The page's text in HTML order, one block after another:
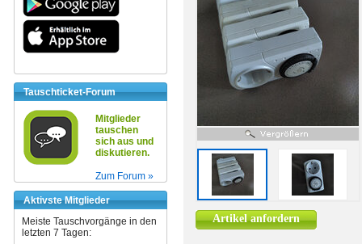
Tauschticket-Forum
Mitglieder
tauschen
sich aus und
diskutieren.
Zum Forum »
Aktivste Mitglieder
Meiste Tauschvorgänge in den
letzten 7 Tagen:
Artikel anfordern